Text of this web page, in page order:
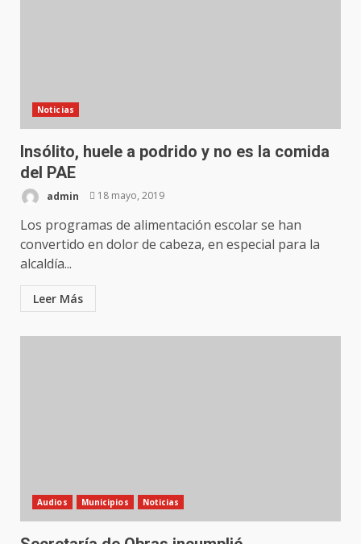
Noticias
Insólito, huele a podrido y no es la comida
del PAE
admin 18 mayo, 2019
Los programas de alimentación escolar se han
convertido en dolor de cabeza, en especial para la
alcaldía...
Leer Más
Audios Municipios Noticias